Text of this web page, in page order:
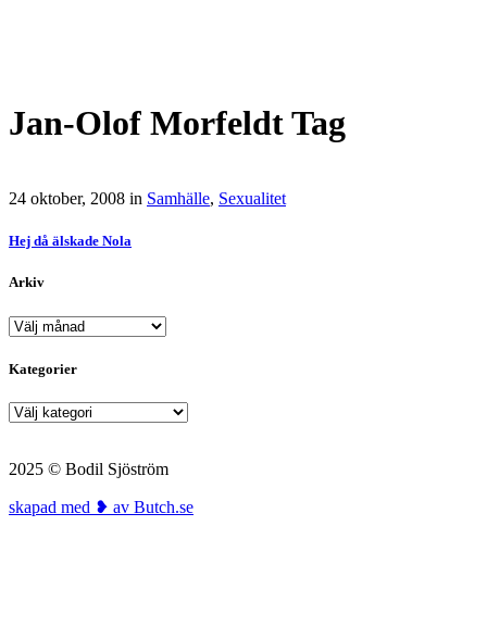
Jan-Olof Morfeldt Tag
24 oktober, 2008 in Samhälle, Sexualitet
Hej då älskade Nola
Arkiv
Arkiv
Kategorier
Kategorier
2025 © Bodil Sjöström
skapad med ❥ av Butch.se